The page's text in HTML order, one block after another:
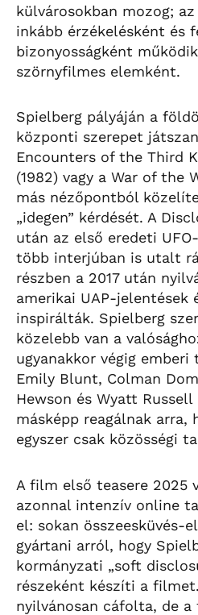
külvárosokban mozog;
inkább érzékelésként és
bizonyosságként
szörnyfilmes elemként.
Spielberg pályáján a
központi szerepet
Encounters of the Third
(1982) vagy a War of the
más nézőpontból
„idegen” kérdését. A
után az első eredeti
több interjúban is utalt
részben a 2017 után
amerikai UAP-jelentések
inspirálták. Spielberg
közelebb van a
ugyanakkor végig
Emily Blunt, Colman
Hewson és Wyatt
másképp reagálnak arra,
egyszer csak közösségi
A film első teasere 2025
azonnal intenzív online
el: sokan összeesküvés-
gyártani arról, hogy
kormányzati „soft
részeként készíti a
nyilvánosan cáfolta, de